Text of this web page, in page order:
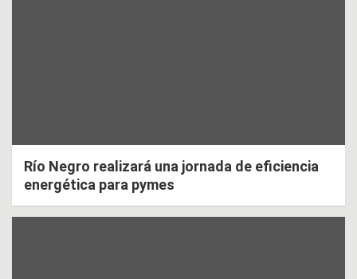
Río Negro realizará una jornada de eficiencia
energética para pymes